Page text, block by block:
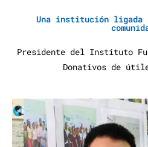
Una institución
Presidente del Instituto
Donativos de